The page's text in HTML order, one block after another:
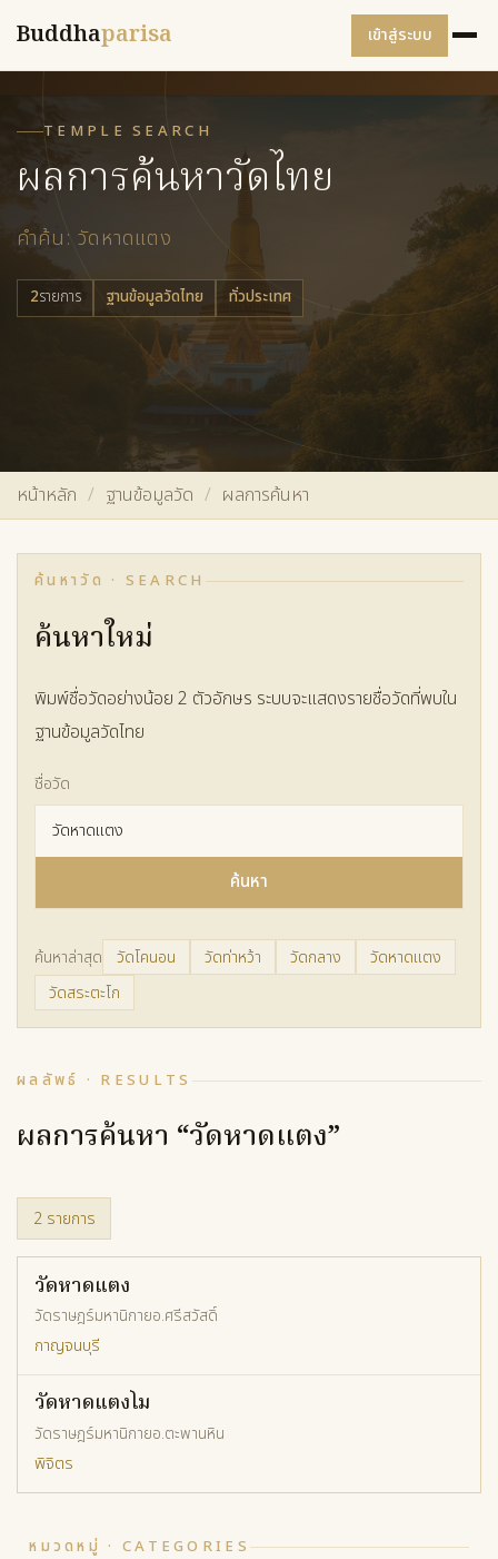
Buddhaparisa เข้าสู่ระบบ
TEMPLE SEARCH
ผลการค้นหาวัดไทย
คำค้น: วัดหาดแตง
2รายการ ฐานข้อมูลวัดไทย ทั่วประเทศ
หน้าหลัก / ฐานข้อมูลวัด / ผลการค้นหา
ค้นหาวัด · SEARCH
ค้นหาใหม่
พิมพ์ชื่อวัดอย่างน้อย 2 ตัวอักษร ระบบจะแสดงรายชื่อวัดที่พบใน
ฐานข้อมูลวัดไทย
ชื่อวัด
ค้นหา
ค้นหาล่าสุด วัดโคนอน วัดท่าหว้า วัดกลาง
วัดหาดแตง
วัดสระตะโก
ผลลัพธ์ · RESULTS
ผลการค้นหา “วัดหาดแตง”
2 รายการ
วัดหาดแตง
วัดราษฎร์มหานิกายอ.ศรีสวัสดิ์
กาญจนบุรี
วัดหาดแตงโม
วัดราษฎร์มหานิกายอ.ตะพานหิน
พิจิตร
หมวดหมู่ · CATEGORIES